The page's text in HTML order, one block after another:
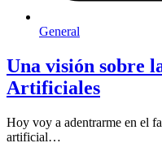
General
Una visión sobre
Artificiales
Hoy voy a adentrarme en el
artificial…